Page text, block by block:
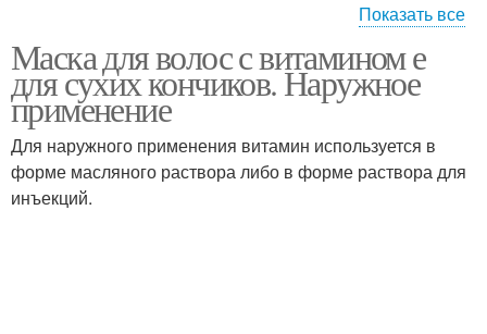
Чесночная маска Маска с горчицей
Маска из касторового
Маска от выпадения
Показать все
Маска для волос с витамином е
для сухих кончиков. Наружное
применение
Для наружного применения витамин используется в
форме масляного раствора либо в форме раствора для
инъекций.